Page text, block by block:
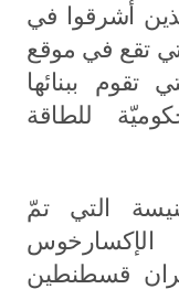
أشرقوا في
تقع في موقع
تقوم ببنائها
للطاقة
التي تمّ
الإكسارخوس
قسطنطين